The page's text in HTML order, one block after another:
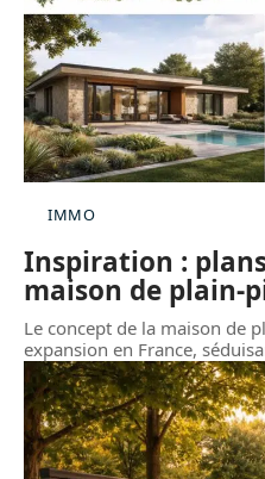
IMMO
Inspiration :
maison de plain-
Le concept de la maison de
expansion en France,